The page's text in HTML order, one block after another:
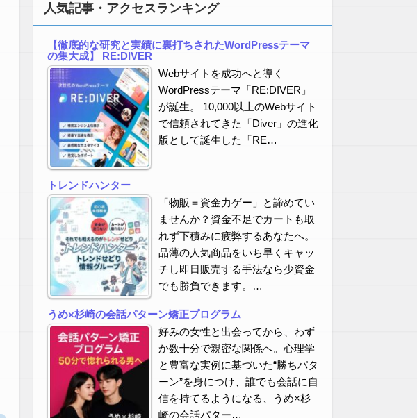
人気記事・アクセスランキング
【徹底的な研究と実績に裏打ちされたWordPressテーマ
の集大成】 RE:DIVER
Webサイトを成功へと導く
WordPressテーマ「RE:DIVER」
が誕生。 10,000以上のWebサイト
で信頼されてきた「Diver」の進化
版として誕生した「RE…
トレンドハンター
「物販＝資金力ゲー」と諦めてい
ませんか？資金不足でカートも取
れず下積みに疲弊するあなたへ。
品薄の人気商品をいち早くキャッ
チし即日販売する手法なら少資金
でも勝負できます。…
うめ×杉崎の会話パターン矯正プログラム
好みの女性と出会ってから、わず
か数十分で親密な関係へ。心理学
と豊富な実例に基づいた“勝ちパタ
ーン”を身につけ、誰でも会話に自
信を持てるようになる、うめ×杉
崎の会話パター…